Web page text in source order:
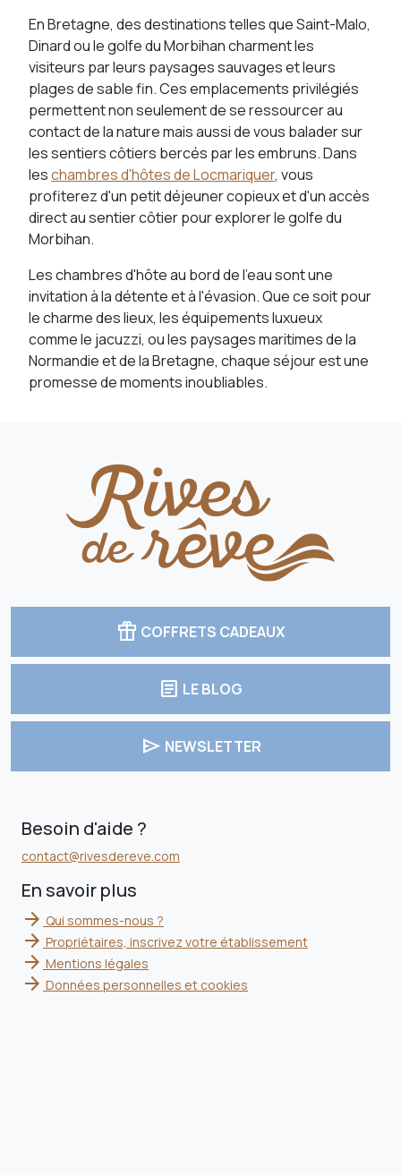
En Bretagne, des destinations telles que Saint-Malo,
Dinard ou le golfe du Morbihan charment les
visiteurs par leurs paysages sauvages et leurs
plages de sable fin. Ces emplacements privilégiés
permettent non seulement de se ressourcer au
contact de la nature mais aussi de vous balader sur
les sentiers côtiers bercés par les embruns. Dans
leschambres d'hôtes de Locmariquer, vous
profiterez d'un petit déjeuner copieux et d'un accès
direct au sentier côtier pour explorer le golfe du
Morbihan.
Les chambres d'hôte au bord de l'eau sont une
invitation à la détente et à l'évasion. Que ce soit pour
le charme des lieux, les équipements luxueux
comme le jacuzzi, ou les paysages maritimes de la
Normandie et de la Bretagne, chaque séjour est une
promesse de moments inoubliables.
featured_seasonal_and_gifts COFFRETS CADEAUX
article LE BLOG
send NEWSLETTER
Besoin d'aide ?
contact@rivesdereve.com
En savoir plus
arrow_forward Qui sommes-nous ?
arrow_forward Propriétaires, inscrivez votre établissement
arrow_forward Mentions légales
arrow_forward Données personnelles et cookies